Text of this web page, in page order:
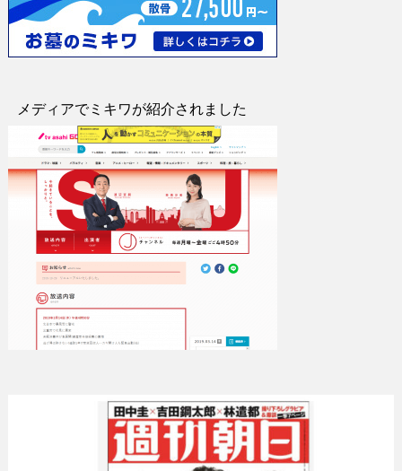
メディアでミキワが紹介されました